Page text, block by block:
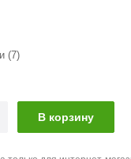
(7)
В корзину